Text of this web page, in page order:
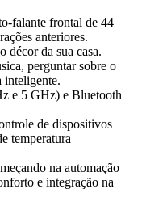
falante frontal de 44
anteriores.
décor da sua casa.
perguntar sobre o
inteligente.
e 5 GHz) e Bluetooth
de dispositivos
temperatura
na automação
e integração na